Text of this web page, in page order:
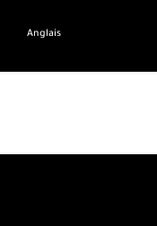
Anglais